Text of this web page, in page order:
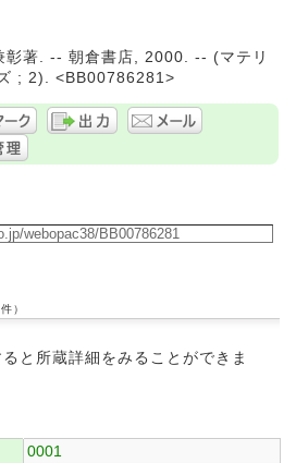
彰著. -- 朝倉書店, 2000. -- (マテリ
; 2). <BB00786281>
）
と所蔵詳細をみることができま
0001